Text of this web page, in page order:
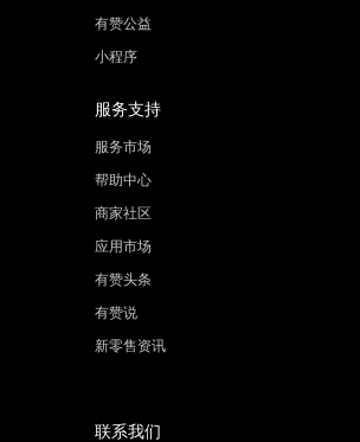
有赞公益
小程序
服务支持
服务市场
帮助中心
商家社区
应用市场
有赞头条
有赞说
新零售资讯
联系我们